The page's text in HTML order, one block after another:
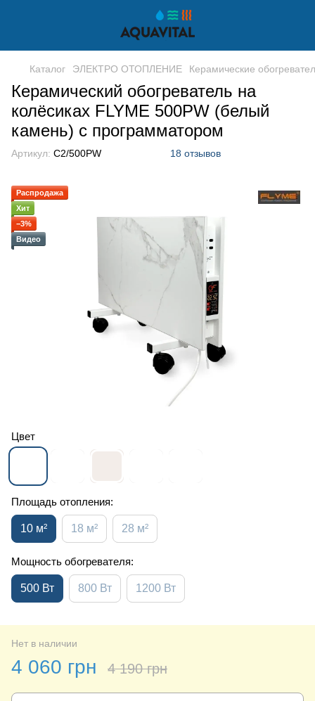
Каталог ЭЛЕКТРО ОТОПЛЕНИЕ Керамические
Керамический обогреватель на
колёсиках FLYME 500PW (белый
камень) c программатором
Артикул: C2/500PW 18 отзывов
Распродажа
Хит
−3%
Видео
Цвет
Площадь отопления:
10 м² 18 м² 28 м²
Мощность обогревателя:
500 Вт 800 Вт 1200 Вт
Нет в наличии
4 060 грн 4 190 грн